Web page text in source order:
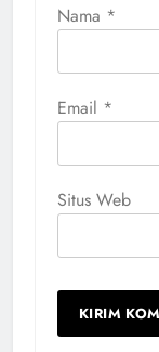
Nama *
Email *
Situs Web